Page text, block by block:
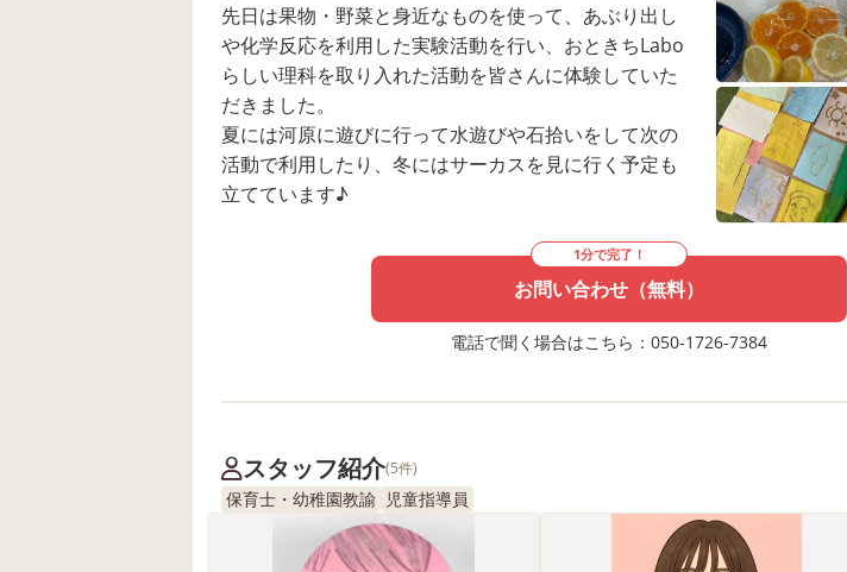
先日は果物・野菜と身近なものを使って、あぶり出し
や化学反応を利用した実験活動を行い、おときちLabo
らしい理科を取り入れた活動を皆さんに体験していた
だきました。
夏には河原に遊びに行って水遊びや石拾いをして次の
活動で利用したり、冬にはサーカスを見に行く予定も
立てています♪
1分で完了！
お問い合わせ（無料）
電話で聞く場合はこちら：050-1726-7384
スタッフ紹介(5件)
保育士・幼稚園教諭 児童指導員